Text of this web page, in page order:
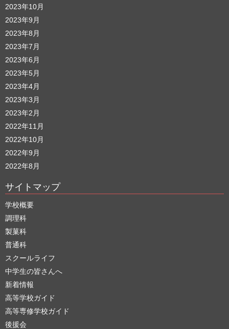
2023年10月
2023年9月
2023年8月
2023年7月
2023年6月
2023年5月
2023年4月
2023年3月
2023年2月
2022年11月
2022年10月
2022年9月
2022年8月
サイトマップ
学校概要
調理科
製菓科
普通科
スクールライフ
中学生の皆さんへ
新着情報
高等学校ガイド
高等専修学校ガイド
後援会